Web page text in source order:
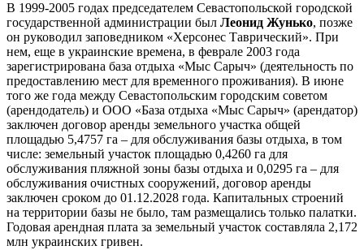
В 1999-2005 годах председателем Севастопольской городской
государственной администрации был Леонид Жунько, позже
он руководил заповедником «Херсонес Таврический». При
нем, еще в украинские времена, в феврале 2003 года
зарегистрирована база отдыха «Мыс Сарыч» (деятельность по
предоставлению мест для временного проживания). В июне
того же года между Севастопольским городским советом
(арендодатель) и ООО «База отдыха «Мыс Сарыч» (арендатор)
заключен договор аренды земельного участка общей
площадью 5,4757 га – для обслуживания базы отдыха, в том
числе: земельный участок площадью 0,4260 га для
обслуживания пляжной зоны базы отдыха и 0,0295 га – для
обслуживания очистных сооружений, договор аренды
заключен сроком до 01.12.2028 года. Капитальных строений
на территории базы не было, там размещались только палатки.
Годовая арендная плата за земельный участок составляла 2,172
млн украинских гривен.